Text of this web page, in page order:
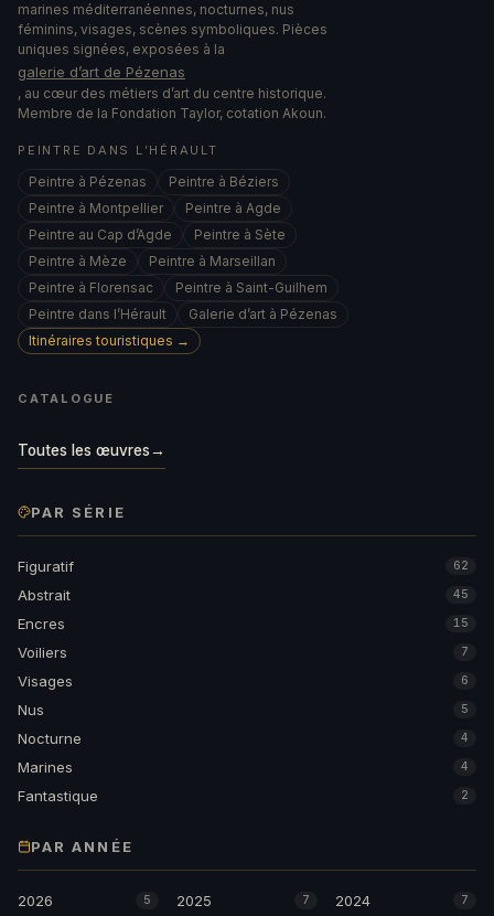
marines méditerranéennes, nocturnes, nus
féminins, visages, scènes symboliques. Pièces
uniques signées, exposées à la
galerie d’art de Pézenas
, au cœur des métiers d’art du centre historique.
Membre de la Fondation Taylor, cotation Akoun.
PEINTRE DANS L’HÉRAULT
Peintre à Pézenas
Peintre à Béziers
Peintre à Montpellier
Peintre à Agde
Peintre au Cap d’Agde
Peintre à Sète
Peintre à Mèze
Peintre à Marseillan
Peintre à Florensac
Peintre à Saint-Guilhem
Peintre dans l’Hérault
Galerie d’art à Pézenas
Itinéraires touristiques →
CATALOGUE
Toutes les œuvres→
PAR SÉRIE
Figuratif 62
Abstrait 45
Encres 15
Voiliers 7
Visages 6
Nus 5
Nocturne 4
Marines 4
Fantastique 2
PAR ANNÉE
2026 5 2025 7 2024 7